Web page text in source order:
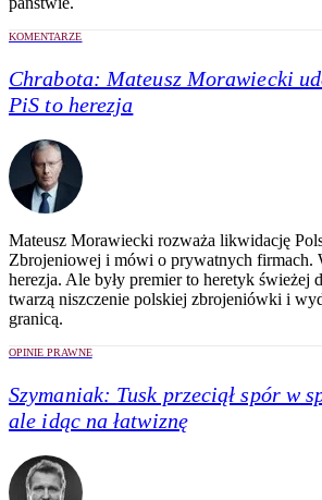
KOMENTARZE
Chrabota: Mateusz Morawiecki
PiS to herezja
Mateusz Morawiecki rozważa likwidację
Zbrojeniowej i mówi o prywatnych firmach.
herezja. Ale były premier to heretyk świeżej
twarzą niszczenie polskiej zbrojeniówki i
granicą.
OPINIE PRAWNE
Szymaniak: Tusk przeciął spór w
ale idąc na łatwiznę